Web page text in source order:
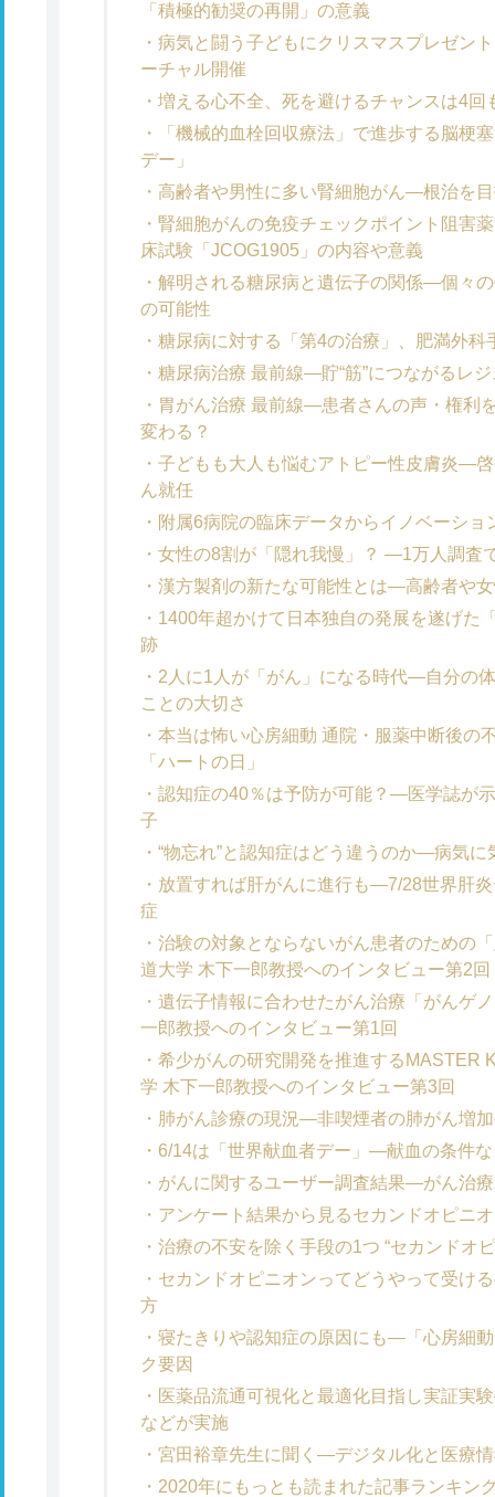
「積極的勧奨の再開」の意義
病気と闘う子どもにクリスマスプレゼン
ーチャル開催
増える心不全、死を避けるチャンスは4
「機械的血栓回収療法」で進歩する脳梗
デー」
高齢者や男性に多い腎細胞がん―根治を
腎細胞がんの免疫チェックポイント阻害
床試験「JCOG1905」の内容や意義
解明される糖尿病と遺伝子の関係―個々
の可能性
糖尿病に対する「第4の治療」、肥満外科
糖尿病治療 最前線―貯“筋”につながるレ
胃がん治療 最前線―患者さんの声・権利
変わる？
子どもも大人も悩むアトピー性皮膚炎―
ん就任
附属6病院の臨床データからイノベーシ
女性の8割が「隠れ我慢」？ ―1万人調査
漢方製剤の新たな可能性とは―高齢者や
1400年超かけて日本独自の発展を遂げた
跡
2人に1人が「がん」になる時代―自分の
ことの大切さ
本当は怖い心房細動 通院・服薬中断後の
「ハートの日」
認知症の40％は予防が可能？―医学誌が
子
“物忘れ”と認知症はどう違うのか―病気に
放置すれば肝がんに進行も―7/28世界肝炎
症
治験の対象とならないがん患者のための
道大学 木下一郎教授へのインタビュー第2回
遺伝子情報に合わせたがん治療「がんゲ
一郎教授へのインタビュー第1回
希少がんの研究開発を推進するMASTER
学 木下一郎教授へのインタビュー第3回
肺がん診療の現況―非喫煙者の肺がん増
6/14は「世界献血者デー」―献血の条件
がんに関するユーザー調査結果―がん治
アンケート結果から見るセカンドオピニ
治療の不安を除く手段の1つ “セカンドオ
セカンドオピニオンってどうやって受け
方
寝たきりや認知症の原因にも―「心房細
ク要因
医薬品流通可視化と最適化目指し実証実
などが実施
宮田裕章先生に聞く―デジタル化と医療
2020年にもっとも読まれた記事ランキン